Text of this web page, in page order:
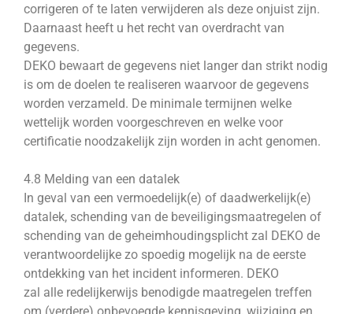
corrigeren of te laten verwijderen als deze onjuist zijn.
Daarnaast heeft u het recht van overdracht van
gegevens.
DEKO bewaart de gegevens niet langer dan strikt nodig
is om de doelen te realiseren waarvoor de gegevens
worden verzameld. De minimale termijnen welke
wettelijk worden voorgeschreven en welke voor
certificatie noodzakelijk zijn worden in acht genomen.
4.8 Melding van een datalek
In geval van een vermoedelijk(e) of daadwerkelijk(e)
datalek, schending van de beveiligingsmaatregelen of
schending van de geheimhoudingsplicht zal DEKO de
verantwoordelijke zo spoedig mogelijk na de eerste
ontdekking van het incident informeren. DEKO
zal alle redelijkerwijs benodigde maatregelen treffen